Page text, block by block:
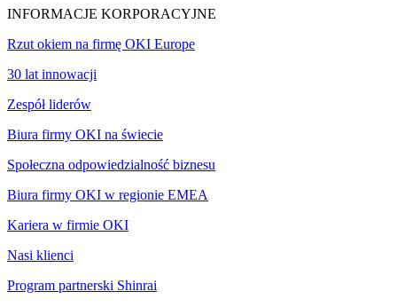
INFORMACJE KORPORACYJNE
Rzut okiem na firmę OKI Europe
30 lat innowacji
Zespół liderów
Biura firmy OKI na świecie
Społeczna odpowiedzialność biznesu
Biura firmy OKI w regionie EMEA
Kariera w firmie OKI
Nasi klienci
Program partnerski Shinrai